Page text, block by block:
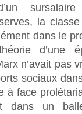
d’un
la
dans le
d’une
n’avait pas
sociaux
à face
dans un